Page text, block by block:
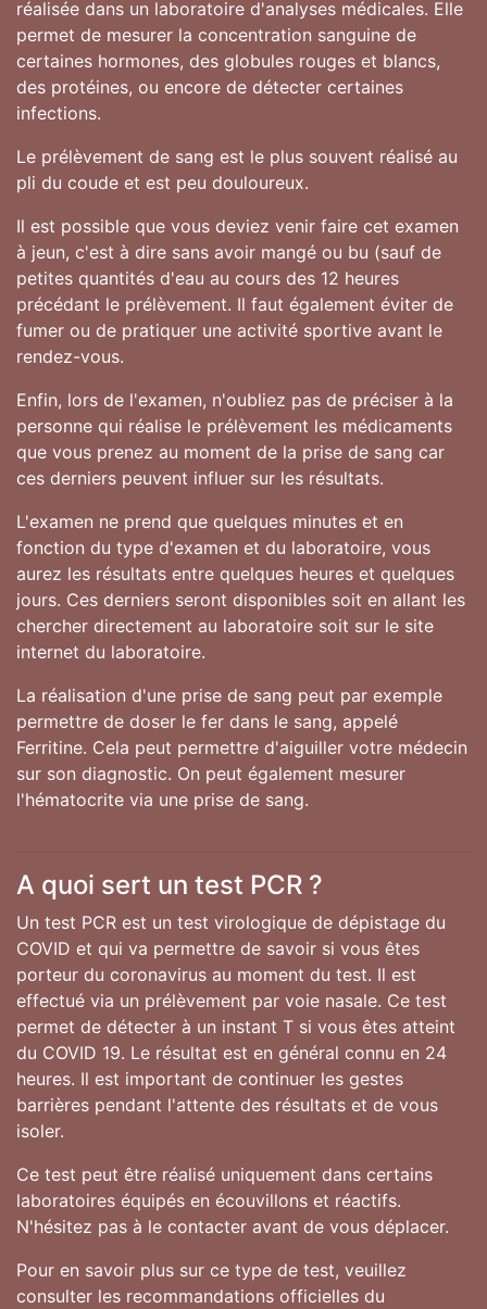
réalisée dans un laboratoire d'analyses médicales. Elle
permet de mesurer la concentration sanguine de
certaines hormones, des globules rouges et blancs,
des protéines, ou encore de détecter certaines
infections.
Le prélèvement de sang est le plus souvent réalisé au
pli du coude et est peu douloureux.
Il est possible que vous deviez venir faire cet examen
à jeun, c'est à dire sans avoir mangé ou bu (sauf de
petites quantités d'eau au cours des 12 heures
précédant le prélèvement. Il faut également éviter de
fumer ou de pratiquer une activité sportive avant le
rendez-vous.
Enfin, lors de l'examen, n'oubliez pas de préciser à la
personne qui réalise le prélèvement les médicaments
que vous prenez au moment de la prise de sang car
ces derniers peuvent influer sur les résultats.
L'examen ne prend que quelques minutes et en
fonction du type d'examen et du laboratoire, vous
aurez les résultats entre quelques heures et quelques
jours. Ces derniers seront disponibles soit en allant les
chercher directement au laboratoire soit sur le site
internet du laboratoire.
La réalisation d'une prise de sang peut par exemple
permettre de doser le fer dans le sang, appelé
Ferritine. Cela peut permettre d'aiguiller votre médecin
sur son diagnostic. On peut également mesurer
l'hématocrite via une prise de sang.
A quoi sert un test PCR ?
Un test PCR est un test virologique de dépistage du
COVID et qui va permettre de savoir si vous êtes
porteur du coronavirus au moment du test. Il est
effectué via un prélèvement par voie nasale. Ce test
permet de détecter à un instant T si vous êtes atteint
du COVID 19. Le résultat est en général connu en 24
heures. Il est important de continuer les gestes
barrières pendant l'attente des résultats et de vous
isoler.
Ce test peut être réalisé uniquement dans certains
laboratoires équipés en écouvillons et réactifs.
N'hésitez pas à le contacter avant de vous déplacer.
Pour en savoir plus sur ce type de test, veuillez
consulter les recommandations officielles du